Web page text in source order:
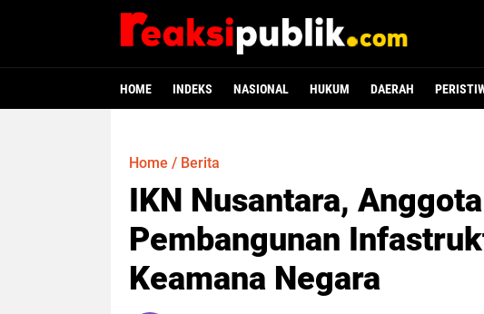
HOME INDEKS NASIONAL HUKUM DAERAH
Home / Berita
IKN Nusantara,
Pembangunan
Keamana Negara